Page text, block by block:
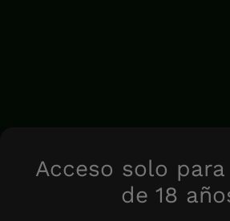
Acceso solo para
de 18